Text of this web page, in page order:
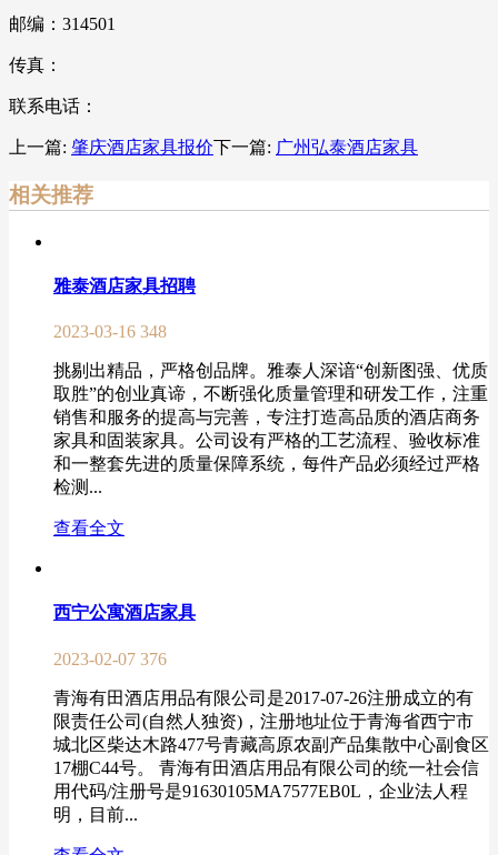
邮编：314501
传真：
联系电话：
上一篇: 肇庆酒店家具报价下一篇: 广州弘泰酒店家具
相关推荐
雅泰酒店家具招聘
2023-03-16 348
挑剔出精品，严格创品牌。雅泰人深谙“创新图强、优质
取胜”的创业真谛，不断强化质量管理和研发工作，注重
销售和服务的提高与完善，专注打造高品质的酒店商务
家具和固装家具。公司设有严格的工艺流程、验收标准
和一整套先进的质量保障系统，每件产品必须经过严格
检测...
查看全文
西宁公寓酒店家具
2023-02-07 376
青海有田酒店用品有限公司是2017-07-26注册成立的有
限责任公司(自然人独资)，注册地址位于青海省西宁市
城北区柴达木路477号青藏高原农副产品集散中心副食区
17棚C44号。 青海有田酒店用品有限公司的统一社会信
用代码/注册号是91630105MA7577EB0L，企业法人程
明，目前...